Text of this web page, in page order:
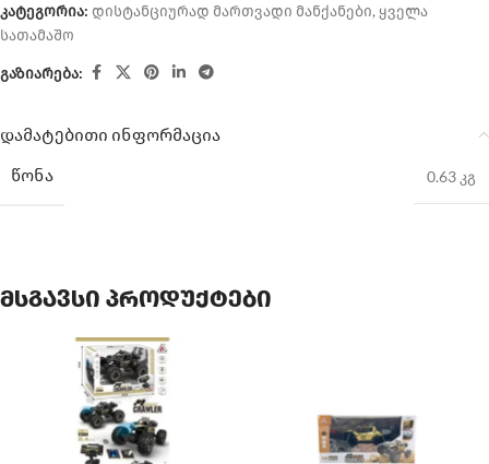
კატეგორია: დისტანციურად მართვადი მანქანები, ყველა
სათამაშო
გაზიარება:
დამატებითი ინფორმაცია
ᲬᲝᲜᲐ
0.63 კგ
მსგავსი პროდუქტები